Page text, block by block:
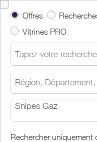
Offres
Vitrines PRO
Snipes Gaz
Rechercher uniquement